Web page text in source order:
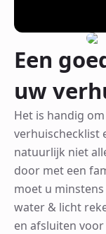
Een
uw
Het is handig
verhuischecklist
natuurlijk niet
door met een
moet u
water & licht
en afsluiten